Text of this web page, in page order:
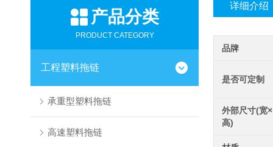
产品分类
PRODUCT CATEGORY
工程塑料拖链
承重型塑料拖链
高速塑料拖链
详细介绍
品牌
是否可定制
外部尺寸(宽×
高)